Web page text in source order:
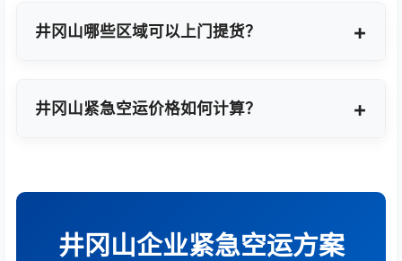
井冈山哪些区域可以上门提货？
井冈山紧急空运价格如何计算？
井冈山企业紧急空运方案